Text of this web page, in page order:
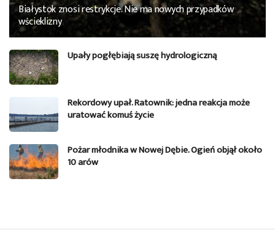
Białystok znosi restrykcje. Nie ma nowych przypadków
wścieklizny
Upały pogłębiają suszę hydrologiczną
Rekordowy upał. Ratownik: jedna reakcja może
uratować komuś życie
Pożar młodnika w Nowej Dębie. Ogień objął około
10 arów